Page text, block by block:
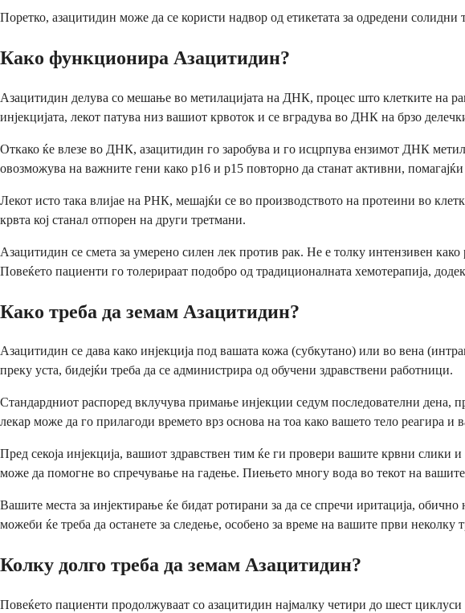
Поретко, азацитидин може да се користи надвор од етикетата за одредени
Како функционира Азацитидин?
Азацитидин делува со мешање во метилацијата на ДНК, процес што клетките на
инјекцијата, лекот патува низ вашиот крвоток и се вградува во ДНК на брзо
Откако ќе влезе во ДНК, азацитидин го заробува и го исцрпува ензимот ДНК
овозможува на важните гени како p16 и p15 повторно да станат активни,
Лекот исто така влијае на РНК, мешајќи се во производството на протеини во
крвта кој станал отпорен на други третмани.
Азацитидин се смета за умерено силен лек против рак. Не е толку интензивен
Повеќето пациенти го толерираат подобро од традиционалната хемотерапија,
Како треба да земам Азацитидин?
Азацитидин се дава како инјекција под вашата кожа (субкутано) или во вена
преку уста, бидејќи треба да се администрира од обучени здравствени работници.
Стандардниот распоред вклучува примање инјекции седум последователни дена,
лекар може да го прилагоди времето врз основа на тоа како вашето тело реагира и
Пред секоја инјекција, вашиот здравствен тим ќе ги провери вашите крвни слики
може да помогне во спречување на гадење. Пиењето многу вода во текот на
Вашите места за инјектирање ќе бидат ротирани за да се спречи иритација,
можеби ќе треба да останете за следење, особено за време на вашите први неколку
Колку долго треба да земам Азацитидин?
Повеќето пациенти продолжуваат со азацитидин најмалку четири до шест